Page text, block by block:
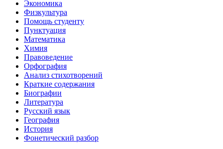
Экономика
Физкультура
Помощь студенту
Пунктуация
Математика
Химия
Правоведение
Орфография
Анализ стихотворений
Краткие содержания
Биографии
Литература
Русский язык
География
История
Фонетический разбор